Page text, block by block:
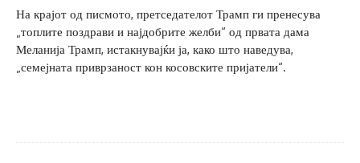
На крајот од писмото, претседателот Трамп ги пренесува
„топлите поздрави и најдобрите желби“ од првата дама
Меланија Трамп, истакнувајќи ја, како што наведува,
„семејната приврзаност кон косовските пријатели“.